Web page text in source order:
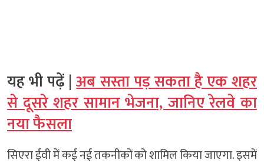
यह भी पढ़ें |अब सस्ता पड़ सकता है एक शहर
से दूसरे शहर सामान भेजना, जानिए रेलवे का
नया फैसला
सिएरा ईवी में कई नई तकनीकों को शामिल किया जाएगा. इसमें